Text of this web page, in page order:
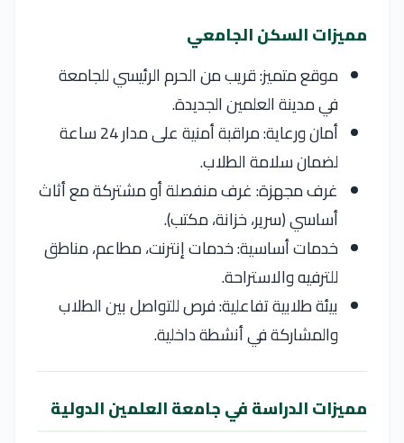
مميزات السكن الجامعي
موقع متميز: قريب من الحرم الرئيسي للجامعة
في مدينة العلمين الجديدة.
أمان ورعاية: مراقبة أمنية على مدار 24 ساعة
لضمان سلامة الطلاب.
غرف مجهزة: غرف منفصلة أو مشتركة مع أثاث
أساسي (سرير، خزانة، مكتب).
خدمات أساسية: خدمات إنترنت، مطاعم، مناطق
للترفيه والاستراحة.
بيئة طلابية تفاعلية: فرص للتواصل بين الطلاب
والمشاركة في أنشطة داخلية.
مميزات الدراسة في جامعة العلمين الدولية